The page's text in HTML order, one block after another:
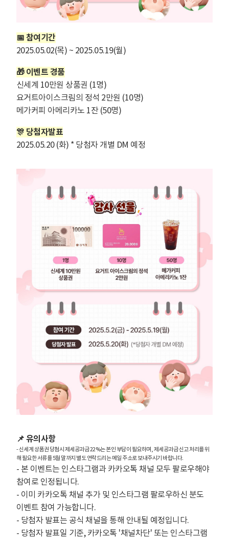
📅 참여기간
2025.05.02(목) ~ 2025.05.19(월)
🎁 이벤트 경품
신세계 10만원 상품권 (1명)
요거트아이스크림의 정석 2만원 (10명)
메가커피 아메리카노 1잔 (50명)
🎊 당첨자발표
2025.05.20 (화) * 당첨자 개별 DM 예정
📌 유의사항
- 신세계 상품권 당첨시 제세공과금 22%는 본인 부담이 필요하며, 제세공과금 신고 처리를 위
해 필요한 서류를 5월 말까지 별도 연락드리는 메일 주소로 보내주시기 바랍니다.
- 본 이벤트는 인스타그램과 카카오톡 채널 모두 팔로우해야
참여로 인정됩니다.
- 이미 카카오톡 채널 추가 및 인스타그램 팔로우하신 분도
이벤트 참여 가능합니다.
- 당첨자 발표는 공식 채널을 통해 안내될 예정입니다.
- 당첨자 발표일 기준, 카카오톡 '채널차단' 또는 인스타그램